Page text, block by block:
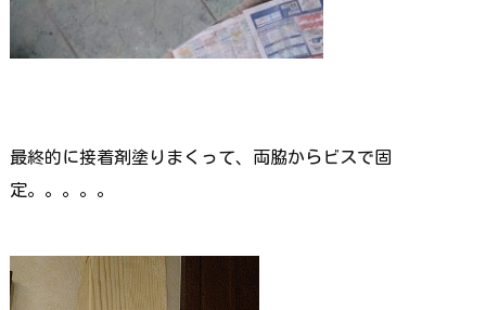
最終的に接着剤塗りまくって、両脇からビスで固
定。。。。。